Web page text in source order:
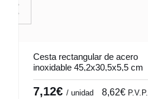
Cesta rectangular de acero
inoxidable 45,2x30,5x5,5 cm
Pro.mundi
7,12€ / unidad 8,62€ P.V.P.